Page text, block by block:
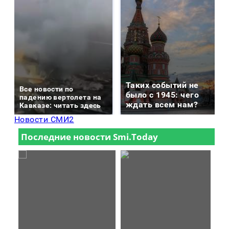
Все новости по
падению вертолета на
Кавказе: читать здесь
Таких событий не
было с 1945: чего
ждать всем нам?
Новости СМИ2